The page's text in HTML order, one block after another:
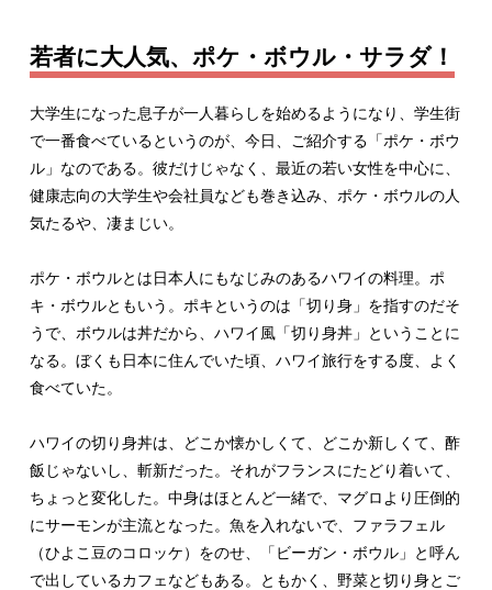
若者に大人気、ポケ・ボウル・サラダ！
大学生になった息子が一人暮らしを始めるようになり、学生街
で一番食べているというのが、今日、ご紹介する「ポケ・ボウ
ル」なのである。彼だけじゃなく、最近の若い女性を中心に、
健康志向の大学生や会社員なども巻き込み、ポケ・ボウルの人
気たるや、凄まじい。
ポケ・ボウルとは日本人にもなじみのあるハワイの料理。ポ
キ・ボウルともいう。ポキというのは「切り身」を指すのだそ
うで、ボウルは丼だから、ハワイ風「切り身丼」ということに
なる。ぼくも日本に住んでいた頃、ハワイ旅行をする度、よく
食べていた。
ハワイの切り身丼は、どこか懐かしくて、どこか新しくて、酢
飯じゃないし、斬新だった。それがフランスにたどり着いて、
ちょっと変化した。中身はほとんど一緒で、マグロより圧倒的
にサーモンが主流となった。魚を入れないで、ファラフェル
（ひよこ豆のコロッケ）をのせ、「ビーガン・ボウル」と呼ん
で出しているカフェなどもある。ともかく、野菜と切り身とご